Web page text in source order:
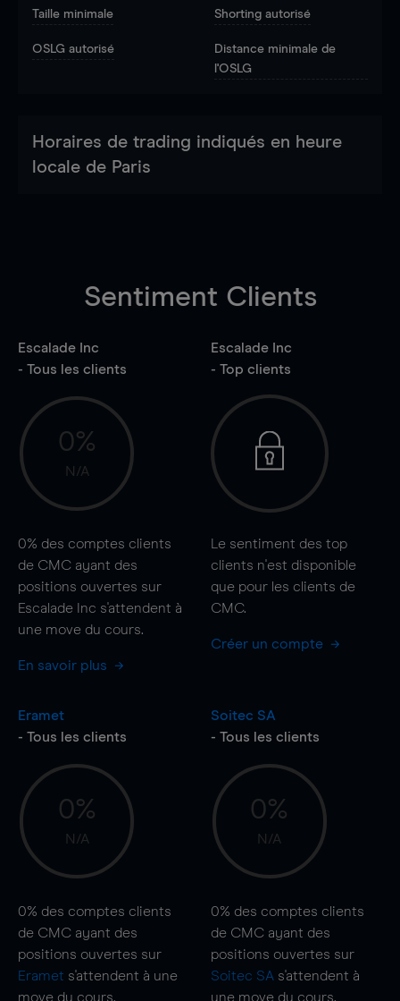
Taille minimale Shorting autorisé
OSLG autorisé
Distance minimale de
l'OSLG
Horaires de trading indiqués en heure
locale de Paris
Sentiment Clients
Escalade Inc
- Tous les clients
0%
N/A
0% des comptes clients
de CMC ayant des
positions ouvertes sur
Escalade Inc s'attendent à
une move du cours.
En savoir plus
Escalade Inc
- Top clients
Le sentiment des top
clients n'est disponible
que pour les clients de
CMC.
Créer un compte
Eramet
- Tous les clients
0%
N/A
0% des comptes clients
de CMC ayant des
positions ouvertes sur
Eramet s'attendent à une
move du cours.
Soitec SA
- Tous les clients
0%
N/A
0% des comptes clients
de CMC ayant des
positions ouvertes sur
Soitec SA s'attendent à
une move du cours.